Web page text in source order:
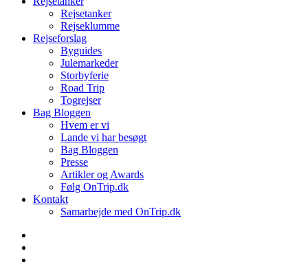
Rejsetanker
Rejseklumme
Rejseforslag
Byguides
Julemarkeder
Storbyferie
Road Trip
Togrejser
Bag Bloggen
Hvem er vi
Lande vi har besøgt
Bag Bloggen
Presse
Artikler og Awards
Følg OnTrip.dk
Kontakt
Samarbejde med OnTrip.dk